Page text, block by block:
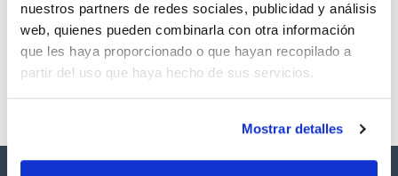
nuestros partners de redes sociales, publicidad y análisis
web, quienes pueden combinarla con otra información
que les haya proporcionado o que hayan recopilado a
partir del uso que haya hecho de sus servicios.
Mostrar detalles
listos para una entrega inmediata.